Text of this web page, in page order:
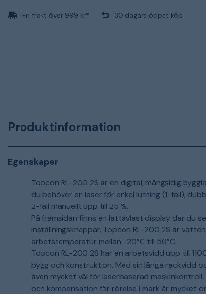
Fri frakt över 999 kr* 30 dagars öppet köp
Produktinformation
Egenskaper
Topcon RL-200 2S är en digital, mångsidig
du behöver en laser för enkel lutning (1-fall),
2-fall manuellt upp till 25 %.
På framsidan finns en lättavläst display där du
inställningsknappar. Topcon RL-200 2S är
arbetstemperatur mellan -20°C till 50°C.
Topcon RL-200 2S har en arbetsvidd upp till
bygg och konstruktion. Med sin långa räckvidd
även mycket väl för laserbaserad
och kompensation för rörelse i mark är mycket